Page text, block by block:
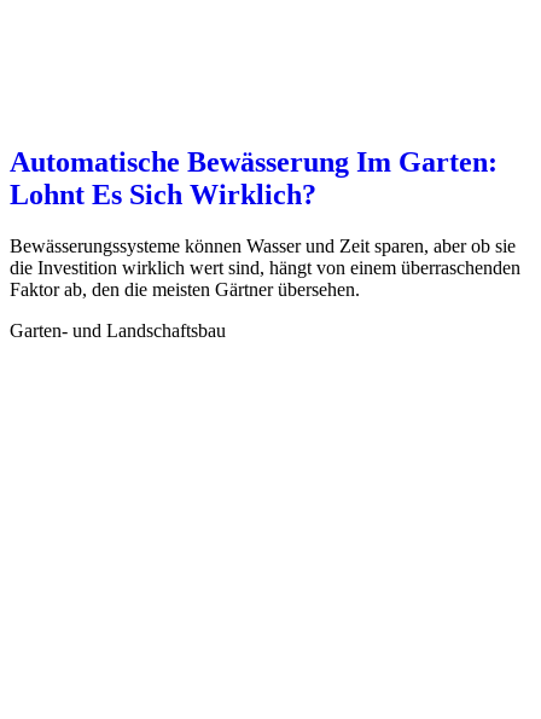
Automatische Bewässerung Im Garten:
Lohnt Es Sich Wirklich?
Bewässerungssysteme können Wasser und Zeit sparen, aber ob sie
die Investition wirklich wert sind, hängt von einem überraschenden
Faktor ab, den die meisten Gärtner übersehen.
Garten- und Landschaftsbau